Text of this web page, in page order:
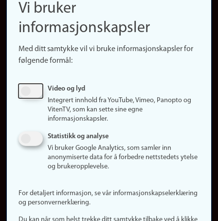
(no)
Finn forsker
Presse
Finn studier
Ledige stillinger
Om nettstedet
Informasjonskapsler
Personvern
Vi bruker
informasjonskapsler
Med ditt samtykke vil vi bruke informasjonskapsler for
følgende formål:
Video og lyd
Integrert innhold fra YouTube, Vimeo, Panopto og
VitenTV, som kan sette sine egne
informasjonskapsler.
Statistikk og analyse
Vi bruker Google Analytics, som samler inn
anonymiserte data for å forbedre nettstedets ytelse
og brukeropplevelse.
For detaljert informasjon, se vår informasjonskapselerklæring
og personvernerklæring.